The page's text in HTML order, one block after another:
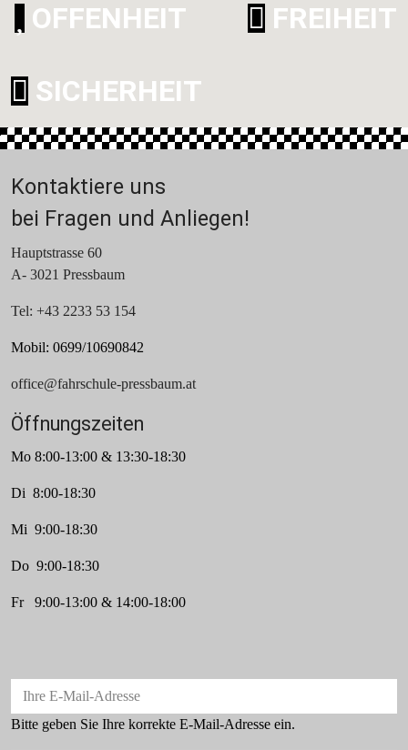
OFFENHEIT FREIHEIT
SICHERHEIT
Kontaktiere uns
bei Fragen und Anliegen!
Hauptstrasse 60
A- 3021 Pressbaum
Tel: +43 2233 53 154
Mobil: 0699/10690842
office@fahrschule-pressbaum.at
Öffnungszeiten
Mo 8:00-13:00 & 13:30-18:30
Di 8:00-18:30
Mi 9:00-18:30
Do 9:00-18:30
Fr 9:00-13:00 & 14:00-18:00
Ihre E-Mail-Adresse
Bitte geben Sie Ihre korrekte E-Mail-Adresse ein.